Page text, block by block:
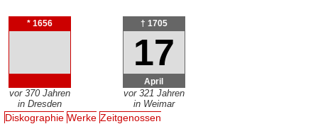
* 1656
vor 370 Jahren
in Dresden
† 1705
17
April
vor 321 Jahren
in Weimar
Diskographie Werke Zeitgenossen